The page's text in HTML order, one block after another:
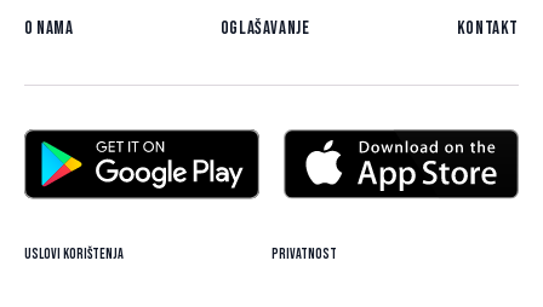
O nama Oglašavanje Kontakt
Uslovi korištenja Privatnost